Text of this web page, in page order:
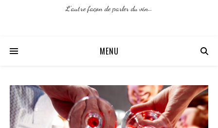
L'autre façon de parler du vin…
MENU